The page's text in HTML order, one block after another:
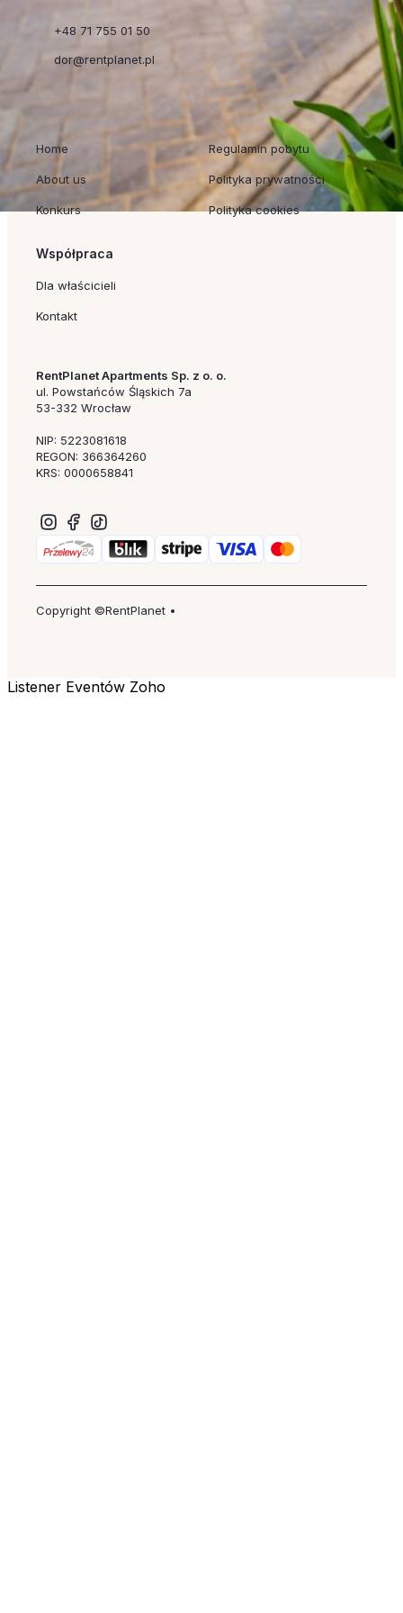
+48 71 755 01 50
dor@rentplanet.pl
Szybkie linki
Home
About us
Konkurs
Regulaminy
Regulamin pobytu
Polityka prywatności
Polityka cookies
Współpraca
Dla właścicieli
Kontakt
RentPlanet Apartments Sp. z o. o.
ul. Powstańców Śląskich 7a
53-332 Wrocław
NIP: 5223081618
REGON: 366364260
KRS: 0000658841
Copyright ©RentPlanet •
Listener Eventów Zoho